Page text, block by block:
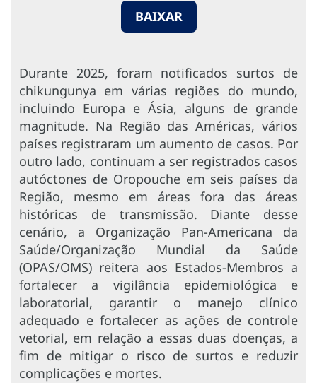
BAIXAR
Durante 2025, foram notificados surtos de
chikungunya em várias regiões do mundo,
incluindo Europa e Ásia, alguns de grande
magnitude. Na Região das Américas, vários
países registraram um aumento de casos. Por
outro lado, continuam a ser registrados casos
autóctones de Oropouche em seis países da
Região, mesmo em áreas fora das áreas
históricas de transmissão. Diante desse
cenário, a Organização Pan-Americana da
Saúde/Organização Mundial da Saúde
(OPAS/OMS) reitera aos Estados-Membros a
fortalecer a vigilância epidemiológica e
laboratorial, garantir o manejo clínico
adequado e fortalecer as ações de controle
vetorial, em relação a essas duas doenças, a
fim de mitigar o risco de surtos e reduzir
complicações e mortes.